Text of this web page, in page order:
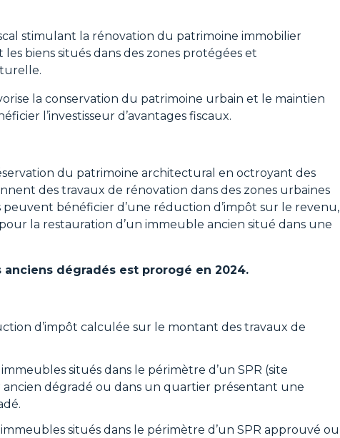
stimulant la rénovation du patrimoine immobilier
biens situés dans des zones protégées et
la conservation du patrimoine urbain et le maintien
l’investisseur d’avantages fiscaux.
du patrimoine architectural en octroyant des
des travaux de rénovation dans des zones urbaines
bénéficier d’une réduction d’impôt sur le revenu,
la restauration d’un immeuble ancien situé dans une
dégradés est prorogé en 2024.
d’impôt calculée sur le montant des travaux de
situés dans le périmètre d’un SPR (site
dégradé ou dans un quartier présentant une
situés dans le périmètre d’un SPR approuvé ou